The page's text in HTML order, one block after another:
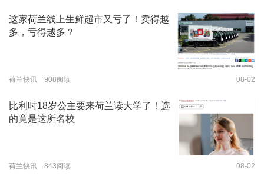
这家荷兰线上生鲜超市又亏了！卖得越
多，亏得越多？
荷兰快讯 908阅读 08-02
比利时18岁公主要来荷兰读大学了！选
的竟是这所名校
荷兰快讯 843阅读 08-02